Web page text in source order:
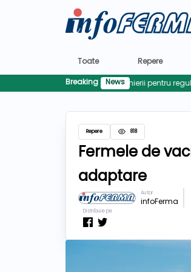
Toate Repere
Breaking
News
Repere 818
Fermele de
adaptare
Autor
infoFerma
Distribuie pe